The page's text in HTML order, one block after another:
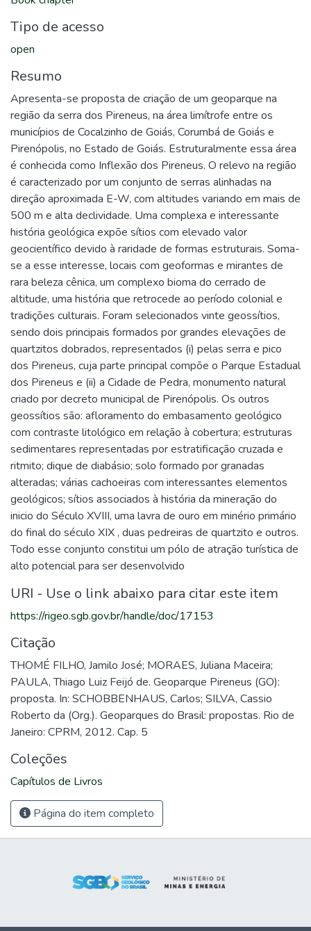
Tipo de acesso
open
Resumo
Apresenta-se proposta de criação de um geoparque na
região da serra dos Pireneus, na área limítrofe entre os
municípios de Cocalzinho de Goiás, Corumbá de Goiás e
Pirenópolis, no Estado de Goiás. Estruturalmente essa área
é conhecida como Inflexão dos Pireneus. O relevo na região
é caracterizado por um conjunto de serras alinhadas na
direção aproximada E-W, com altitudes variando em mais de
500 m e alta declividade. Uma complexa e interessante
história geológica expõe sítios com elevado valor
geocientífico devido à raridade de formas estruturais. Soma-
se a esse interesse, locais com geoformas e mirantes de
rara beleza cênica, um complexo bioma do cerrado de
altitude, uma história que retrocede ao período colonial e
tradições culturais. Foram selecionados vinte geossítios,
sendo dois principais formados por grandes elevações de
quartzitos dobrados, representados (i) pelas serra e pico
dos Pireneus, cuja parte principal compõe o Parque Estadual
dos Pireneus e (ii) a Cidade de Pedra, monumento natural
criado por decreto municipal de Pirenópolis. Os outros
geossítios são: afloramento do embasamento geológico
com contraste litológico em relação à cobertura; estruturas
sedimentares representadas por estratificação cruzada e
ritmito; dique de diabásio; solo formado por granadas
alteradas; várias cachoeiras com interessantes elementos
geológicos; sítios associados à história da mineração do
inicio do Século XVIII, uma lavra de ouro em minério primário
do final do século XIX , duas pedreiras de quartzito e outros.
Todo esse conjunto constitui um pólo de atração turística de
alto potencial para ser desenvolvido
URI - Use o link abaixo para citar este item
https://rigeo.sgb.gov.br/handle/doc/17153
Citação
THOMÉ FILHO, Jamilo José; MORAES, Juliana Maceira;
PAULA, Thiago Luiz Feijó de. Geoparque Pireneus (GO):
proposta. In: SCHOBBENHAUS, Carlos; SILVA, Cassio
Roberto da (Org.). Geoparques do Brasil: propostas. Rio de
Janeiro: CPRM, 2012. Cap. 5
Coleções
Capítulos de Livros
Página do item completo